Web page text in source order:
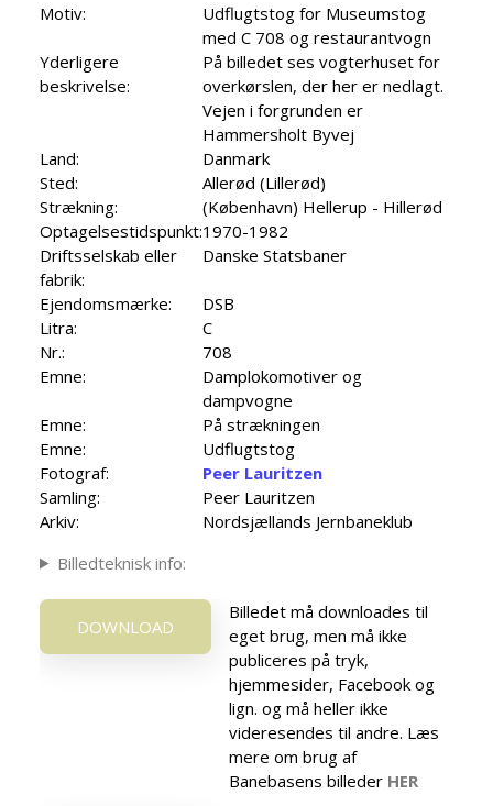
Motiv:
Udflugtstog for Museumstog
med C 708 og restaurantvogn
Yderligere
beskrivelse:
På billedet ses vogterhuset for
overkørslen, der her er nedlagt.
Vejen i forgrunden er
Hammersholt Byvej
Land:
Danmark
Sted:
Allerød (Lillerød)
Strækning:
(København) Hellerup - Hillerød
Optagelsestidspunkt:1970-1982
Driftsselskab eller
fabrik:
Danske Statsbaner
Ejendomsmærke:
DSB
Litra:
C
Nr.:
708
Emne:
Damplokomotiver og
dampvogne
Emne:
På strækningen
Emne:
Udflugtstog
Fotograf:
Peer Lauritzen
Samling:
Peer Lauritzen
Arkiv:
Nordsjællands Jernbaneklub
Billedteknisk info:
DOWNLOAD
Billedet må downloades til
eget brug, men må ikke
publiceres på tryk,
hjemmesider, Facebook og
lign. og må heller ikke
videresendes til andre. Læs
mere om brug af
Banebasens billeder HER